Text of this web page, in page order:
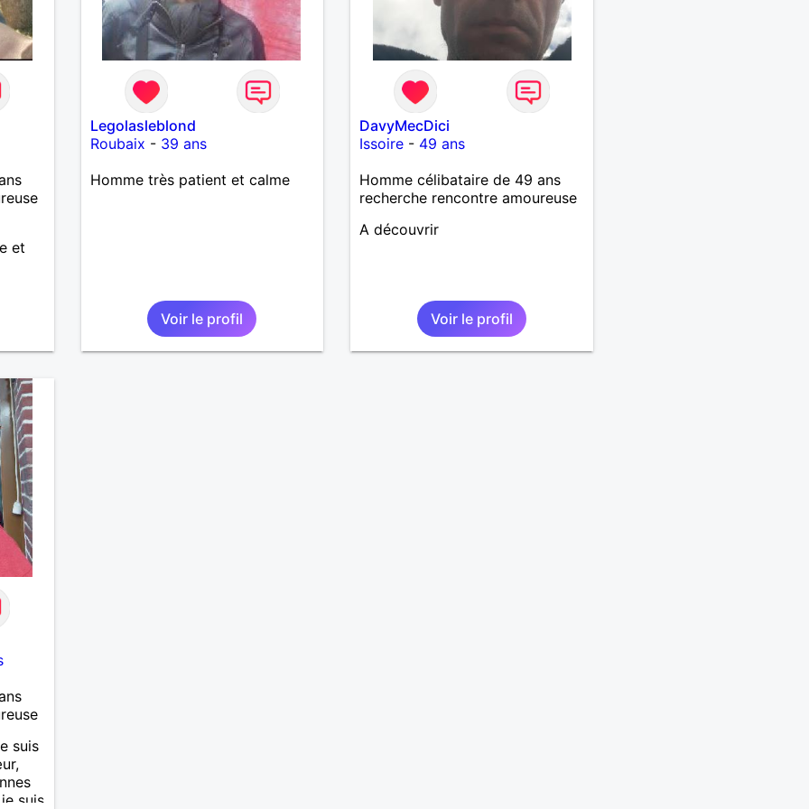
que
et
le
et
Legolasleblond
Roubaix - 39 ans
Homme très patient et calme
Voir le profil
DavyMecDici
Issoire - 49 ans
Homme célibataire de 49 ans
recherche rencontre amoureuse
A découvrir
Voir le profil
suis
suis